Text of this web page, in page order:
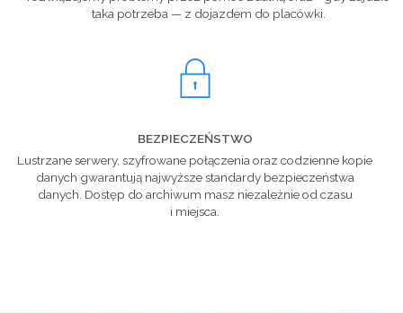
taka potrzeba — z dojazdem do placówki.
BEZPIECZEŃSTWO
Lustrzane serwery, szyfrowane połączenia oraz codzienne kopie
danych gwarantują najwyższe standardy bezpieczeństwa
danych. Dostęp do archiwum masz niezależnie od czasu
i miejsca.